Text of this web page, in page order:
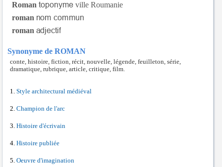
Roman
ville Roumanie
roman
roman
Synonyme de ROMAN
conte, histoire, fiction, récit, nouvelle, légende, feuilleton, série,
dramatique, rubrique, article, critique, film.
Style architectural médiéval
Champion de l'arc
Histoire d'écrivain
Histoire publiée
Oeuvre d'imagination